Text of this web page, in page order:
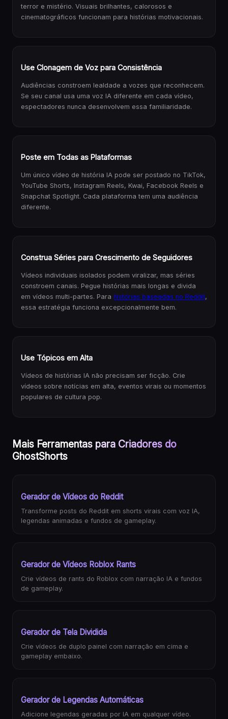
terror e mistério. Visuais brilhantes, calorosos e
cinematográficos funcionam para histórias motivacionais.
Use Clonagem de Voz para Consistência
Audiências constroem lealdade a vozes que reconhecem.
Se seu canal usa uma voz IA diferente em cada vídeo,
espectadores nunca desenvolvem essa familiaridade.
Poste em Todas as Plataformas
Um único vídeo de história IA pode ser postado no TikTok,
YouTube Shorts, Instagram Reels, Kwai, Facebook Reels e
Snapchat Spotlight. Cada plataforma tem uma audiência
diferente.
Construa Séries para Crescimento de Seguidores
Vídeos individuais isolados podem viralizar, mas séries
constroem canais. Pegue histórias mais longas e divida
em vídeos multi-partes. Para histórias baseadas no Reddit,
essa estratégia funciona excepcionalmente bem.
Use Tópicos em Alta
Vídeos de histórias IA não precisam ser ficção. Crie
vídeos sobre notícias em alta, eventos virais ou momentos
populares de cultura pop.
Mais Ferramentas para Criadores do
GhostShorts
Gerador de Vídeos do Reddit
Transforme posts do Reddit em shorts virais com voz IA,
legendas animadas e fundos de gameplay.
Gerador de Vídeos Roblox Rants
Crie vídeos de rants do Roblox com narração IA e fundos
de gameplay.
Gerador de Tela Dividida
Crie vídeos de duplo painel com narração em cima e
gameplay embaixo.
Gerador de Legendas Automáticas
Adicione legendas geradas por IA em qualquer vídeo.